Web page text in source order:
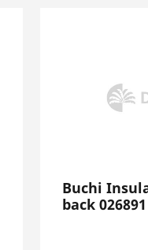
Buchi
back 026891